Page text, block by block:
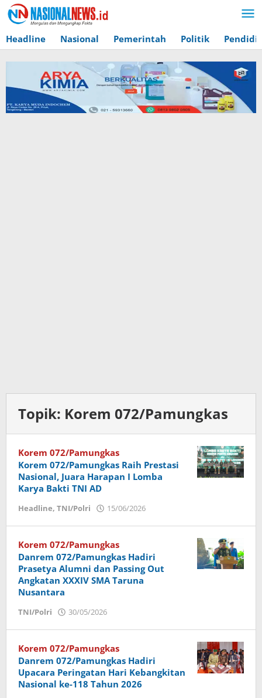
Lewati
ke
konten
Headline Nasional Pemerintah Politik
Topik: Korem 072/Pamungkas
Korem 072/Pamungkas
Korem 072/Pamungkas Raih Prestasi
Nasional, Juara Harapan I Lomba
Karya Bakti TNI AD
Headline, TNI/Polri 15/06/2026
Korem 072/Pamungkas
Danrem 072/Pamungkas Hadiri
Prasetya Alumni dan Passing Out
Angkatan XXXIV SMA Taruna
Nusantara
TNI/Polri 30/05/2026
Korem 072/Pamungkas
Danrem 072/Pamungkas Hadiri
Upacara Peringatan Hari Kebangkitan
Nasional ke-118 Tahun 2026